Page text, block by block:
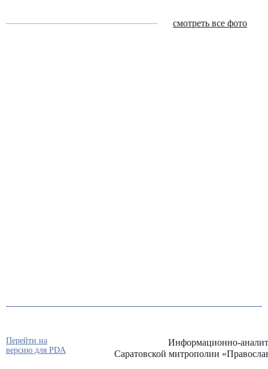
смотреть все фото
Информационно-
Саратовской митрополии
Перейти на
версию для PDA